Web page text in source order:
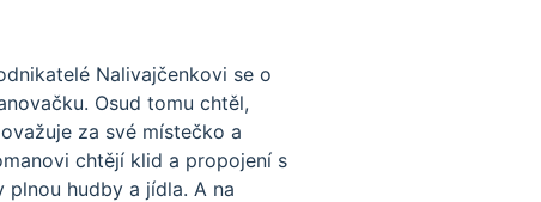
Nalivajčenkovi se o
Osud tomu chtěl,
za své místečko a
chtějí klid a propojení s
hudby a jídla. A na